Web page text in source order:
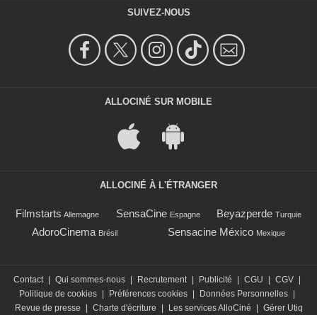
SUIVEZ-NOUS
ALLOCINÉ SUR MOBILE
ALLOCINÉ À L'ÉTRANGER
Filmstarts Allemagne SensaCine Espagne Beyazperde Turquie
AdoroCinema Brésil Sensacine México Mexique
Contact Qui sommes-nous Recrutement Publicité CGU CGV
Politique de cookies
Préférences cookies Données Personnelles
Revue de presse
Charte d'écriture Les services AlloCiné Gérer Utiq